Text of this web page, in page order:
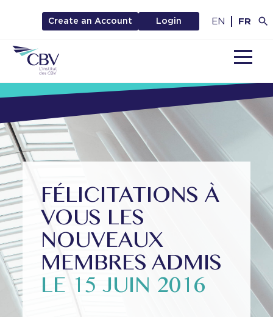
Create an Account Login EN FR
FÉLICITATIONS À
VOUS LES
NOUVEAUX
MEMBRES ADMIS
LE 15 JUIN 2016